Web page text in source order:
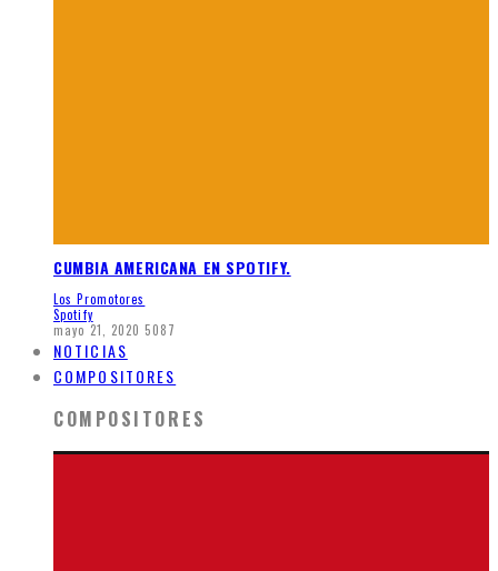
CUMBIA AMERICANA EN SPOTIFY.
Los Promotores
Spotify
mayo 21, 2020 5087
NOTICIAS
COMPOSITORES
COMPOSITORES